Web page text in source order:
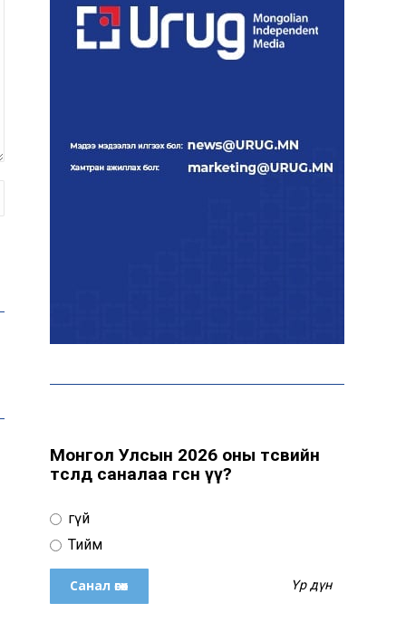
Монголын шигшээ баг
Японд хамтарсан
Өнөөдөр цахилгаан
хязгаарлах байршил
Хэт халалтаас
Монгол Улсын 2026 оны төсвийн
төсөлд саналаа өгсөн үү?
Үгүй
Тийм
Үр дүн